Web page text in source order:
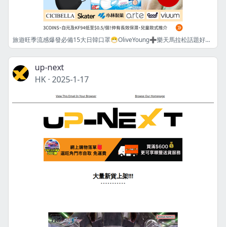
旅遊旺季流感爆發必備15大日韓口罩😷OliveYoung➕樂天馬拉松話題好物同步放送🔥
up-next
HK · 2025-1-17